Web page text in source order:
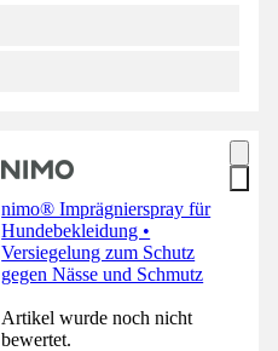
nimo® Imprägnierspray für
Hundebekleidung •
Versiegelung zum Schutz
gegen Nässe und Schmutz
Artikel wurde noch nicht
bewertet.